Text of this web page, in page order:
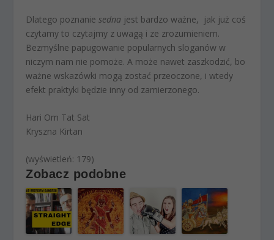
Dlatego poznanie sedna jest bardzo ważne, jak już coś
czytamy to czytajmy z uwagą i ze zrozumieniem.
Bezmyślne papugowanie popularnych sloganów w
niczym nam nie pomoże. A może nawet zaszkodzić, bo
ważne wskazówki mogą zostać przeoczone, i wtedy
efekt praktyki będzie inny od zamierzonego.
Hari Om Tat Sat
Kryszna Kirtan
(wyświetleń: 179)
Zobacz podobne